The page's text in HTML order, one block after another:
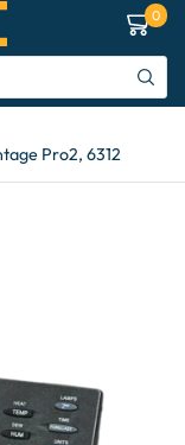
0
Pro2, 6312